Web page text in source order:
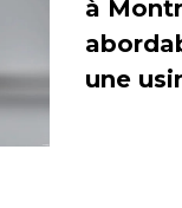
à
une